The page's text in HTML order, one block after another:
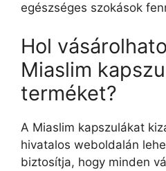
egészséges szokások
Hol
Miaslim
terméket?
A Miaslim kapszulákat
hivatalos weboldalán
biztosítja, hogy minden